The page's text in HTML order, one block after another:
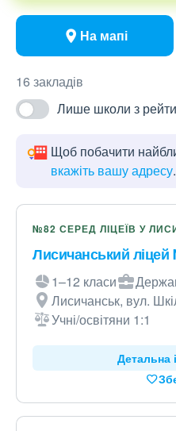
На мапі
16 закладів
Лише школи з
Щоб побачити
вкажіть вашу адресу.
№82 СЕРЕД ЛІЦЕЇВ У
Лисичанський
1–12 класи
Лисичанськ, вул.
Учні/освітяни 1:1
Детальна